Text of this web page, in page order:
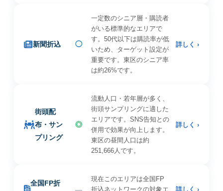
新聞折込 ◯
一定数のシニア層・購読者
がいる標準的なエリアで
す。50代以下は購読率が低
いため、ターゲット設定が
重要です。東区のシニア率
は約26%です。
詳しく ›
街頭配
布・サン
プリング
◎
流動人口・若年層が多く、
街頭サンプリングに適した
エリアです。SNS告知との
併用で効果が向上します。
東区の昼間人口は約
251,666人です。
詳しく ›
全国FP折
—
現在このエリアは全国FP
折込ネットワークの対象エ
詳しく ›